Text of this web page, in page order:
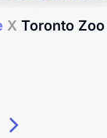
X Toronto Zoo